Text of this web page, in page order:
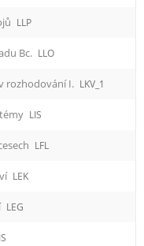
LLP
Bc. LLO
rozhodování I. LKV_1
LIS
LFL
LEK
LEG